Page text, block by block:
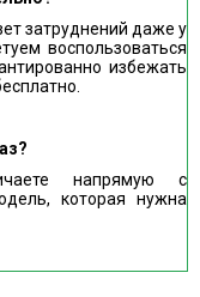
затруднений даже у
воспользоваться
избежать
напрямую с
которая нужна